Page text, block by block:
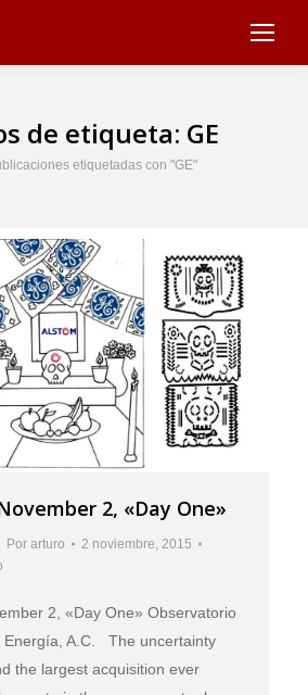
de etiqueta: GE
etiquetadas con "GE"
2, «Day One»
Por arturo
2 noviembre, 2015
2, «Day One» Observatorio
Energía, A.C. The uncertainty
the largest acquisition ever